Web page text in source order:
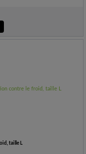
taille L